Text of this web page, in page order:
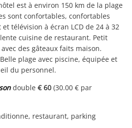
est à environ 150 km de la plage
sont confortables, confortables
télévision à écran LCD de 24 à 32
cuisine de restaurant. Petit
des gâteaux faits maison.
plage avec piscine, équipée et
du personnel.
double€ 60 (30.00 € par
restaurant, parking